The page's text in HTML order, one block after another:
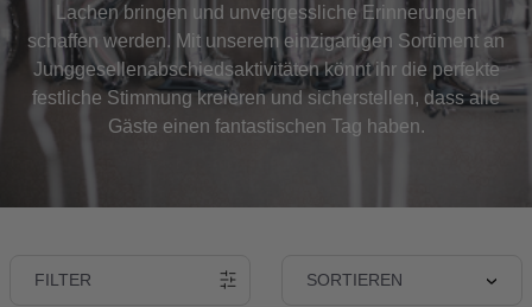
Lachen bringen und unvergessliche Erinnerungen
schaffen werden. Mit unserem einzigartigen Sortiment an
Junggesellenabschiedsaktivitäten könnt ihr die perfekte
festliche Stimmung kreieren und sicherstellen, dass alle
Gäste einen fantastischen Tag haben.
FILTER SORTIEREN